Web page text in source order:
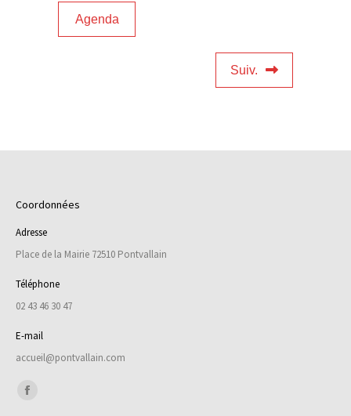
Agenda
Suiv.
Coordonnées
Adresse
Place de la Mairie 72510 Pontvallain
Téléphone
02 43 46 30 47
E-mail
accueil@pontvallain.com
Trouvez nous sur :